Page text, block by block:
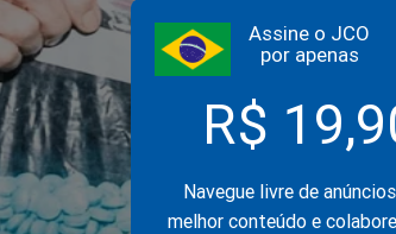
Assine o JCO
por apenas
R$
Navegue livre de
melhor conteúdo e
tratado e encaminhado para continuidade
em 22 de abril, ele foi transferido para o
Março, mas, apesar dos esforços médicos,
URGENTE: Vaza informação de dentro do
Trump